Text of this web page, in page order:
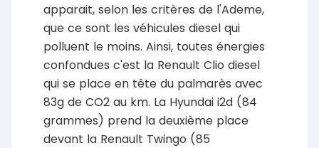
apparait, selon les critères de l'Ademe,
que ce sont les véhicules diesel qui
polluent le moins. Ainsi, toutes énergies
confondues c'est la Renault Clio diesel
qui se place en tête du palmarès avec
83g de CO2 au km. La Hyundai i2d (84
grammes) prend la deuxième place
devant la Renault Twingo (85